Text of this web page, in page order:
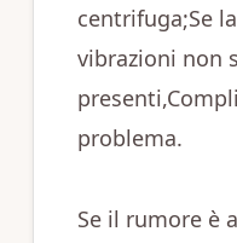
centrifuga;Se
vibrazioni non
problema.
Se il rumore è